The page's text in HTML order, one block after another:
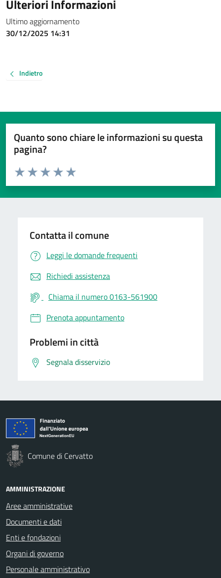
Ulteriori Informazioni
Ultimo aggiornamento
30/12/2025 14:31
Indietro
Quanto sono chiare le informazioni su questa
pagina?
Valuta da 1 a 5 stelle la pagina
Valuta 5 stelle su 5
Valuta 4 stelle su 5
Valuta 3 stelle su 5
Valuta 2 stelle su 5
Valuta 1 stelle su 5
Contatta il comune
Leggi le domande frequenti
Richiedi assistenza
Chiama il numero 0163-561900
Prenota appuntamento
Problemi in città
Segnala disservizio
Comune di Cervatto
AMMINISTRAZIONE
Aree amministrative
Documenti e dati
Enti e fondazioni
Organi di governo
Personale amministrativo